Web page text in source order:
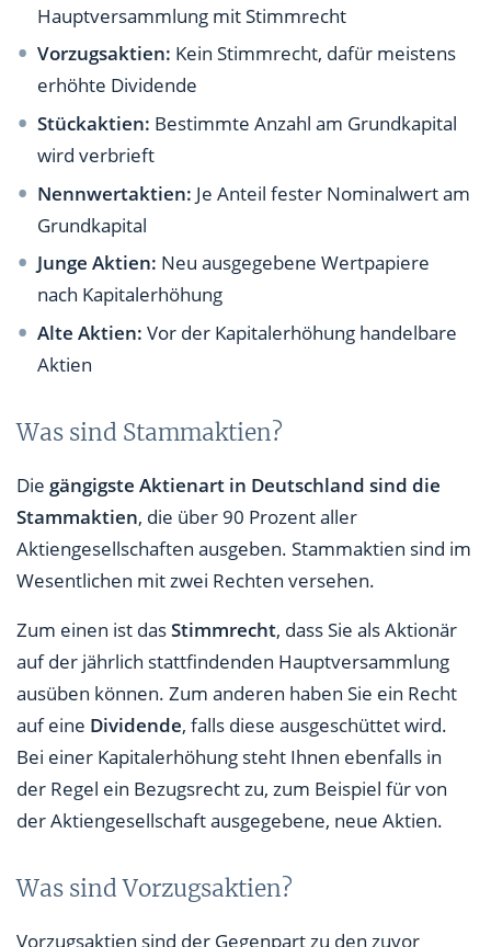
Hauptversammlung mit Stimmrecht
Vorzugsaktien: Kein Stimmrecht, dafür meistens
erhöhte Dividende
Stückaktien: Bestimmte Anzahl am Grundkapital
wird verbrieft
Nennwertaktien: Je Anteil fester Nominalwert am
Grundkapital
Junge Aktien: Neu ausgegebene Wertpapiere
nach Kapitalerhöhung
Alte Aktien:Vor der Kapitalerhöhung handelbare
Aktien
Was sind Stammaktien?
Die gängigste Aktienart in Deutschland sind die
Stammaktien, die über 90 Prozent aller
Aktiengesellschaften ausgeben. Stammaktien sind im
Wesentlichen mit zwei Rechten versehen.
Zum einen ist dasStimmrecht, dass Sie als Aktionär
auf der jährlich stattfindenden Hauptversammlung
ausüben können. Zum anderen haben Sie ein Recht
auf eine Dividende, falls diese ausgeschüttet wird.
Bei einer Kapitalerhöhung steht Ihnen ebenfalls in
der Regel ein Bezugsrecht zu, zum Beispiel für von
der Aktiengesellschaft ausgegebene, neue Aktien.
Was sind Vorzugsaktien?
Vorzugsaktien sind der Gegenpart zu den zuvor